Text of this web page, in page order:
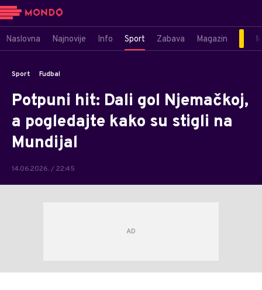
Naslovna Najnovije Info Sport Zabava Magazin
Sport Fudbal
Potpuni hit: Dali gol Njemačkoj,
a pogledajte kako su stigli na
Mundijal
14.06.2026. / 22:45